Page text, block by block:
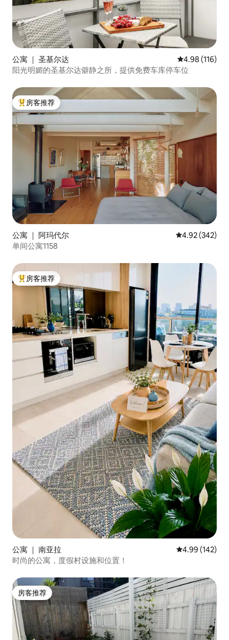
公寓 ｜ 圣基尔达 平均评分 4.98
4.98 (116)
阳光明媚的圣基尔达僻静之所，提供免费车库停车位
热门「房客推荐」
房客推荐
公寓 ｜ 阿玛代尔 平均评分 4.92
4.92 (342)
单间公寓1158
热门「房客推荐」
房客推荐
公寓 ｜ 南亚拉 平均评分 4.99
4.99 (142)
时尚的公寓，度假村设施和位置！
房客推荐
房客推荐